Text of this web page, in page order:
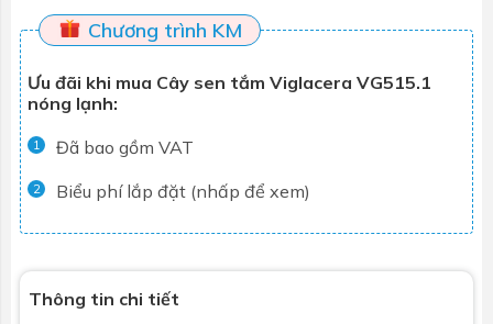
Chương trình KM
Ưu đãi khi mua Cây sen tắm Viglacera VG515.1
nóng lạnh:
1 Đã bao gồm VAT
2 Biểu phí lắp đặt (nhấp để xem)
Thông tin chi tiết